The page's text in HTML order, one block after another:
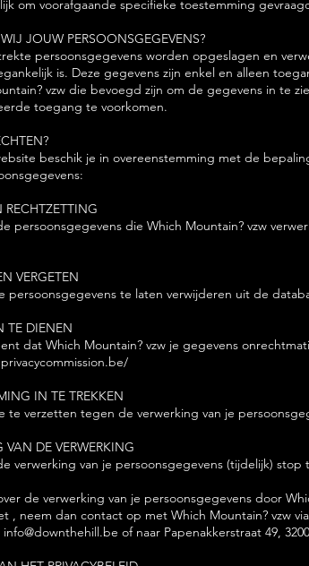
om voorafgaande specifieke toestemming
JOUW PERSOONSGEGEVENS?
persoonsgegevens worden opgeslagen en
is. Deze gegevens zijn enkel en alleen
vzw die bevoegd zijn om de gegevens in te
toegang te voorkomen.
beschik je in overeenstemming met de
persoonsgegevens die Which Mountain? vzw
VERGETEN
te laten verwijderen uit de
TE DIENEN
dat Which Mountain? vzw je gegevens
IN TE TREKKEN
te verzetten tegen de verwerking van je
VAN DE VERWERKING
verwerking van je persoonsgegevens (tijdelijk) stop
de verwerking van je persoonsgegevens door
, neem dan contact op met Which Mountain? vzw
info@downthehill.be of naar Papenakkerstraat 49,